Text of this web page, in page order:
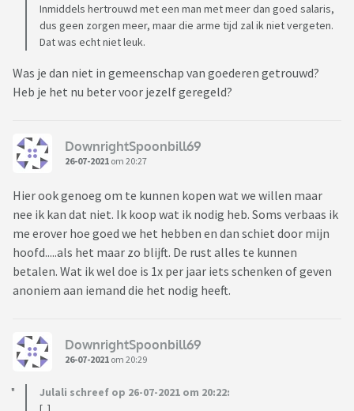
Inmiddels hertrouwd met een man met meer dan goed salaris,
dus geen zorgen meer, maar die arme tijd zal ik niet vergeten.
Dat was echt niet leuk.
Was je dan niet in gemeenschap van goederen getrouwd?
Heb je het nu beter voor jezelf geregeld?
DownrightSpoonbill69
26-07-2021 om 20:27
Hier ook genoeg om te kunnen kopen wat we willen maar
nee ik kan dat niet. Ik koop wat ik nodig heb. Soms verbaas ik
me erover hoe goed we het hebben en dan schiet door mijn
hoofd.....als het maar zo blijft. De rust alles te kunnen
betalen. Wat ik wel doe is 1x per jaar iets schenken of geven
anoniem aan iemand die het nodig heeft.
DownrightSpoonbill69
26-07-2021 om 20:29
Julali schreef op 26-07-2021 om 20:22: